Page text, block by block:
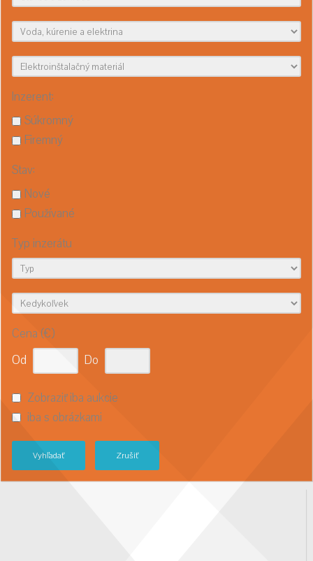
Inzerent:
Súkromný
Firemný
Stav:
Nové
Používané
Typ inzerátu
Cena (€)
Od
Do
Zobraziť iba aukcie
iba s obrázkami
Vyhľadať Zrušiť